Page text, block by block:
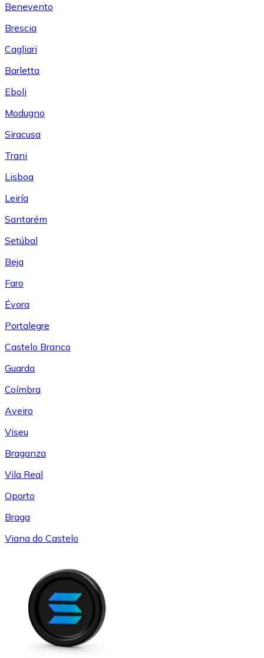
Benevento
Brescia
Cagliari
Barletta
Eboli
Modugno
Siracusa
Trani
Lisboa
Leiría
Santarém
Setúbal
Beja
Faro
Évora
Portalegre
Castelo Branco
Guarda
Coímbra
Aveiro
Viseu
Braganza
Vila Real
Oporto
Braga
Viana do Castelo